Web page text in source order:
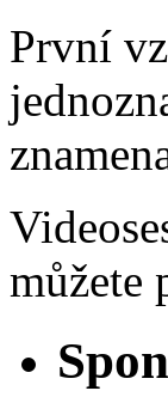
První
můžete